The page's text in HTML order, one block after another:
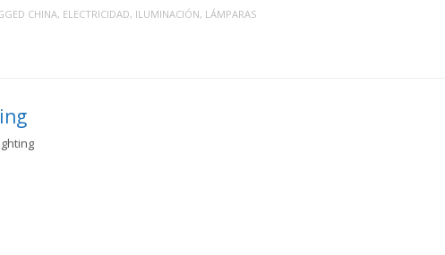
CHINA, ELECTRICIDAD, ILUMINACIÓN, LÁMPARAS